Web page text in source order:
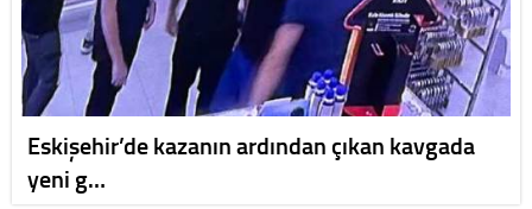
Eskişehir’de kazanın ardından çıkan kavgada
yeni g…